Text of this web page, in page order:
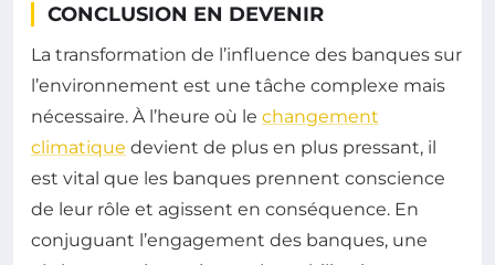
CONCLUSION EN DEVENIR
La transformation de l’influence des banques sur
l’environnement est une tâche complexe mais
nécessaire. À l’heure où le changement
climatique devient de plus en plus pressant, il
est vital que les banques prennent conscience
de leur rôle et agissent en conséquence. En
conjuguant l’engagement des banques, une